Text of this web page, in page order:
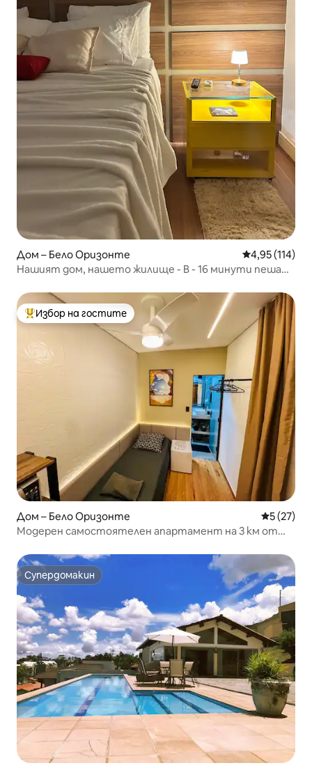
Дом – Бело Оризонте Средна
4,95 (114)
Нашият дом, нашето жилище - B - 16 минути пеша
Най-популярен избор на гостите
Избор на гостите
Дом – Бело Оризонте Средна
5 (27)
Модерен самостоятелен апартамент на 3 км от
Супердомакин
Супердомакин